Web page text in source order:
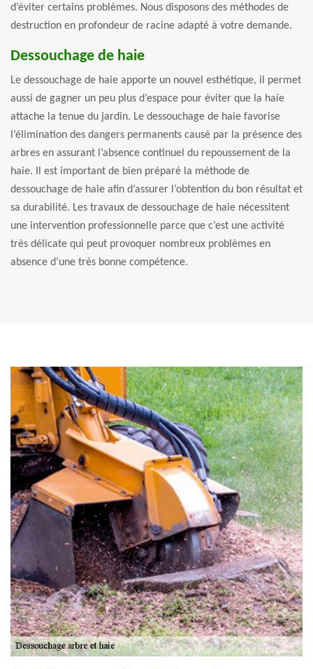
d’éviter certains problèmes. Nous disposons des méthodes de
destruction en profondeur de racine adapté à votre demande.
Dessouchage de haie
Le dessouchage de haie apporte un nouvel esthétique, il permet
aussi de gagner un peu plus d’espace pour éviter que la haie
attache la tenue du jardin. Le dessouchage de haie favorise
l’élimination des dangers permanents causé par la présence des
arbres en assurant l’absence continuel du repoussement de la
haie. Il est important de bien préparé la méthode de
dessouchage de haie afin d’assurer l’obtention du bon résultat et
sa durabilité. Les travaux de dessouchage de haie nécessitent
une intervention professionnelle parce que c’est une activité
très délicate qui peut provoquer nombreux problèmes en
absence d’une très bonne compétence.